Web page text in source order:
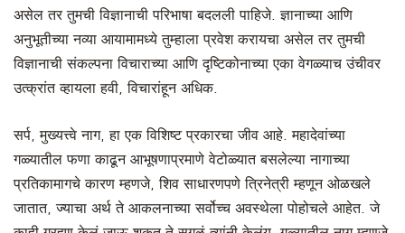
असेल तर तुमची विज्ञानाची परिभाषा बदलली पाहिजे. ज्ञानाच्या आणि
अनुभूतीच्या नव्या आयामामध्ये तुम्हाला प्रवेश करायचा असेल तर तुमची
विज्ञानाची संकल्पना विचाराच्या आणि दृष्टिकोनाच्या एका वेगळ्याच उंचीवर
उत्क्रांत व्हायला हवी, विचारांहून अधिक.
सर्प, मुख्यत्त्वे नाग, हा एक विशिष्ट प्रकारचा जीव आहे. महादेवांच्या
गळ्यातील फणा काढून आभूषणाप्रमाणे वेटोळ्यात बसलेल्या नागाच्या
प्रतिकामागचे कारण म्हणजे, शिव साधारणपणे त्रिनेत्री म्हणून ओळखले
जातात, ज्याचा अर्थ ते आकलनाच्या सर्वोच्च अवस्थेला पोहोचले आहेत. जे